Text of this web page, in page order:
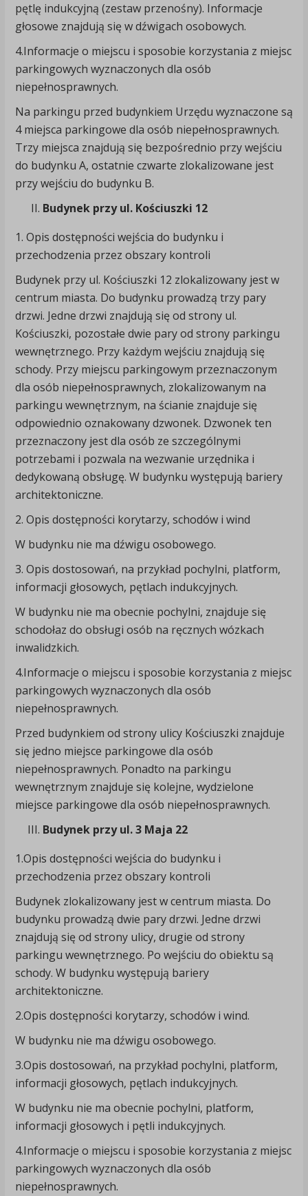
pętlę indukcyjną (zestaw przenośny). Informacje
głosowe znajdują się w dźwigach osobowych.
4.Informacje o miejscu i sposobie korzystania z miejsc
parkingowych wyznaczonych dla osób
niepełnosprawnych.
Na parkingu przed budynkiem Urzędu wyznaczone są
4 miejsca parkingowe dla osób niepełnosprawnych.
Trzy miejsca znajdują się bezpośrednio przy wejściu
do budynku A, ostatnie czwarte zlokalizowane jest
przy wejściu do budynku B.
Budynek przy ul. Kościuszki 12
1. Opis dostępności wejścia do budynku i
przechodzenia przez obszary kontroli
Budynek przy ul. Kościuszki 12 zlokalizowany jest w
centrum miasta. Do budynku prowadzą trzy pary
drzwi. Jedne drzwi znajdują się od strony ul.
Kościuszki, pozostałe dwie pary od strony parkingu
wewnętrznego. Przy każdym wejściu znajdują się
schody. Przy miejscu parkingowym przeznaczonym
dla osób niepełnosprawnych, zlokalizowanym na
parkingu wewnętrznym, na ścianie znajduje się
odpowiednio oznakowany dzwonek. Dzwonek ten
przeznaczony jest dla osób ze szczególnymi
potrzebami i pozwala na wezwanie urzędnika i
dedykowaną obsługę. W budynku występują bariery
architektoniczne.
2. Opis dostępności korytarzy, schodów i wind
W budynku nie ma dźwigu osobowego.
3. Opis dostosowań, na przykład pochylni, platform,
informacji głosowych, pętlach indukcyjnych.
W budynku nie ma obecnie pochylni, znajduje się
schodołaz do obsługi osób na ręcznych wózkach
inwalidzkich.
4.Informacje o miejscu i sposobie korzystania z miejsc
parkingowych wyznaczonych dla osób
niepełnosprawnych.
Przed budynkiem od strony ulicy Kościuszki znajduje
się jedno miejsce parkingowe dla osób
niepełnosprawnych. Ponadto na parkingu
wewnętrznym znajduje się kolejne, wydzielone
miejsce parkingowe dla osób niepełnosprawnych.
Budynek przy ul. 3 Maja 22
1.Opis dostępności wejścia do budynku i
przechodzenia przez obszary kontroli
Budynek zlokalizowany jest w centrum miasta. Do
budynku prowadzą dwie pary drzwi. Jedne drzwi
znajdują się od strony ulicy, drugie od strony
parkingu wewnętrznego. Po wejściu do obiektu są
schody. W budynku występują bariery
architektoniczne.
2.Opis dostępności korytarzy, schodów i wind.
W budynku nie ma dźwigu osobowego.
3.Opis dostosowań, na przykład pochylni, platform,
informacji głosowych, pętlach indukcyjnych.
W budynku nie ma obecnie pochylni, platform,
informacji głosowych i pętli indukcyjnych.
4.Informacje o miejscu i sposobie korzystania z miejsc
parkingowych wyznaczonych dla osób
niepełnosprawnych.